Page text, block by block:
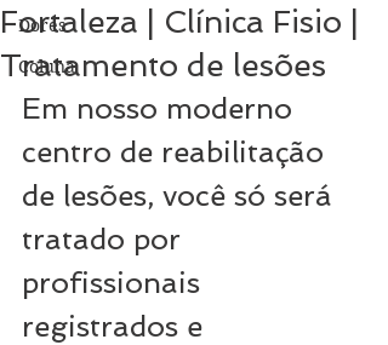
Dores
Coluna
Fortaleza | Clínica Fisio |
Tratamento de lesões
Em nosso moderno
centro de reabilitação
de lesões, você só será
tratado por
profissionais
registrados e